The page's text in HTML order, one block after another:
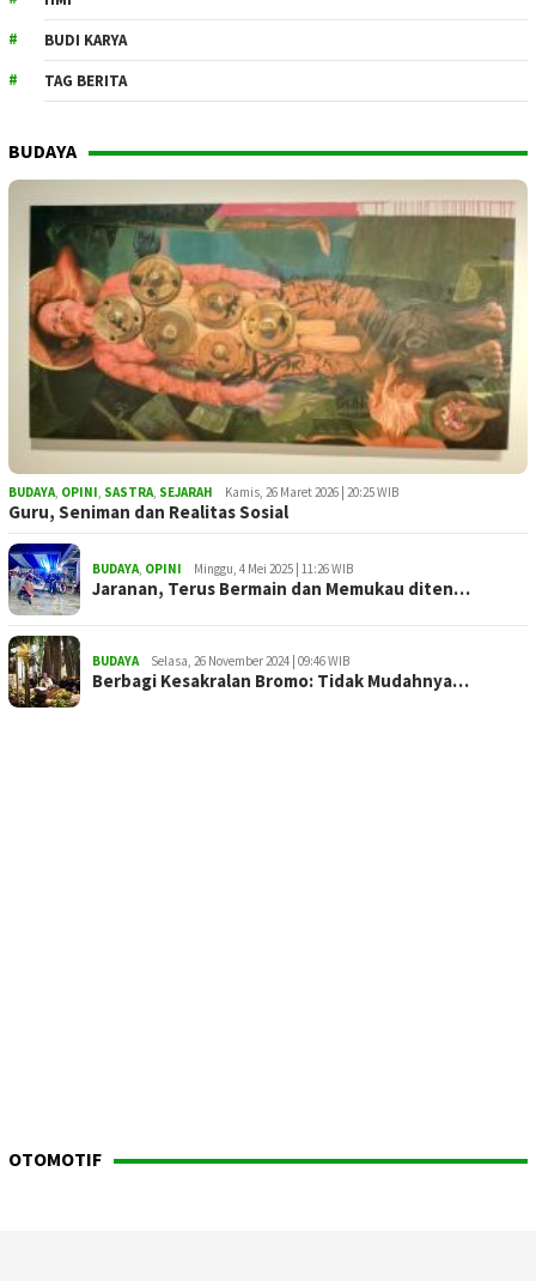
BUDI KARYA
TAG BERITA
BUDAYA
BUDAYA, OPINI, SASTRA, SEJARAH Kamis, 26 Maret 2026 | 20:25 WIB
Guru, Seniman dan Realitas Sosial
BUDAYA, OPINI Minggu, 4 Mei 2025 | 11:26 WIB
Jaranan, Terus Bermain dan Memukau diten…
BUDAYA Selasa, 26 November 2024 | 09:46 WIB
Berbagi Kesakralan Bromo: Tidak Mudahnya…
OTOMOTIF